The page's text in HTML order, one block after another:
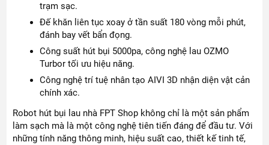
trạm sạc.
Đế khăn liên tục xoay ở tần suất 180 vòng mỗi phút,
đánh bay vết bẩn đọng.
Công suất hút bụi 5000pa, công nghệ lau OZMO
Turbor tối ưu hiệu năng.
Công nghệ trí tuệ nhân tạo AIVI 3D nhận diện vật cản
chính xác.
Robot hút bụi lau nhà FPT Shop không chỉ là một sản phẩm
làm sạch mà là một công nghệ tiên tiến đáng để đầu tư. Với
những tính năng thông minh, hiệu suất cao, thiết kế tinh tế,